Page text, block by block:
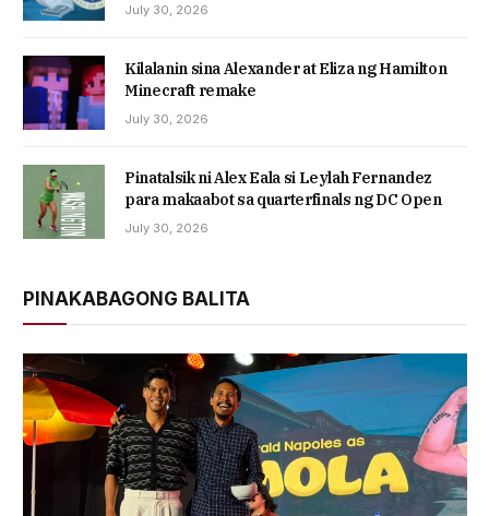
July 30, 2026
Kilalanin sina Alexander at Eliza ng Hamilton
Minecraft remake
July 30, 2026
Pinatalsik ni Alex Eala si Leylah Fernandez
para makaabot sa quarterfinals ng DC Open
July 30, 2026
PINAKABAGONG BALITA